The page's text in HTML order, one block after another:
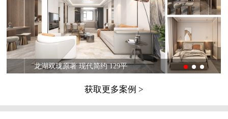
龙湖双珑原著 现代简约 129平
获取更多案例 >